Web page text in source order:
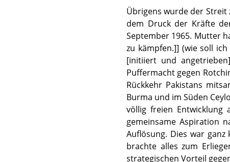
Übrigens wurde der Streit
dem Druck der Kräfte
September 1965. Mutter
zu kämpfen.]] (wie soll
[initiiert und
Puffermacht gegen
Rückkehr Pakistans
Burma und im Süden
völlig freien
gemeinsame Aspiration
Auflösung. Dies war
brachte alles zum
strategischen Vorteil